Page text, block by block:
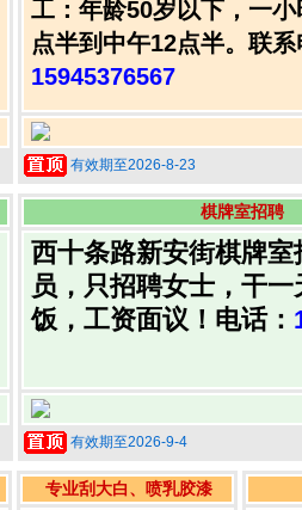
工：年龄50岁以下，一
点半到中午12点半。联
15945376567
有效期至2026-8-23
棋牌室招聘
西十条路新安街棋牌
员，只招聘女士，干
饭，工资面议！电话：
有效期至2026-9-4
专业刮大白、喷乳胶漆